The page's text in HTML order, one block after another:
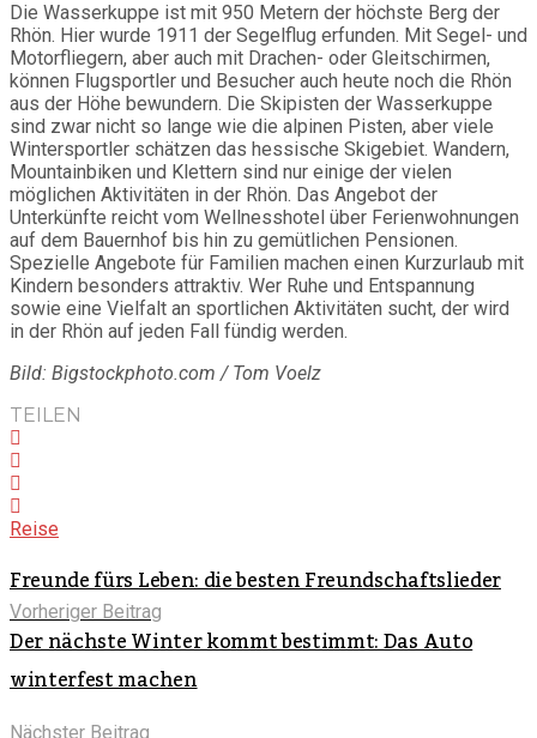
Die Wasserkuppe ist mit 950 Metern der höchste Berg der
Rhön. Hier wurde 1911 der Segelflug erfunden. Mit Segel- und
Motorfliegern, aber auch mit Drachen- oder Gleitschirmen,
können Flugsportler und Besucher auch heute noch die Rhön
aus der Höhe bewundern. Die Skipisten der Wasserkuppe
sind zwar nicht so lange wie die alpinen Pisten, aber viele
Wintersportler schätzen das hessische Skigebiet. Wandern,
Mountainbiken und Klettern sind nur einige der vielen
möglichen Aktivitäten in der Rhön. Das Angebot der
Unterkünfte reicht vom Wellnesshotel über Ferienwohnungen
auf dem Bauernhof bis hin zu gemütlichen Pensionen.
Spezielle Angebote für Familien machen einen Kurzurlaub mit
Kindern besonders attraktiv. Wer Ruhe und Entspannung
sowie eine Vielfalt an sportlichen Aktivitäten sucht, der wird
in der Rhön auf jeden Fall fündig werden.
Bild: Bigstockphoto.com / Tom Voelz
TEILEN
Reise
Freunde fürs Leben: die besten Freundschaftslieder
Vorheriger Beitrag
Der nächste Winter kommt bestimmt: Das Auto
winterfest machen
Nächster Beitrag